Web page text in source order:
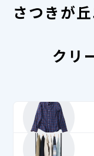
さつきが
クリ